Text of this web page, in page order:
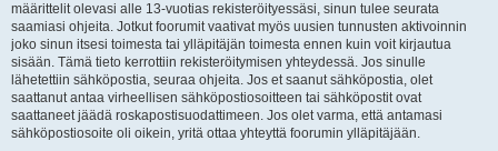
määrittelit olevasi alle 13-vuotias rekisteröityessäsi, sinun tulee seurata
saamiasi ohjeita. Jotkut foorumit vaativat myös uusien tunnusten aktivoinnin
joko sinun itsesi toimesta tai ylläpitäjän toimesta ennen kuin voit kirjautua
sisään. Tämä tieto kerrottiin rekisteröitymisen yhteydessä. Jos sinulle
lähetettiin sähköpostia, seuraa ohjeita. Jos et saanut sähköpostia, olet
saattanut antaa virheellisen sähköpostiosoitteen tai sähköpostit ovat
saattaneet jäädä roskapostisuodattimeen. Jos olet varma, että antamasi
sähköpostiosoite oli oikein, yritä ottaa yhteyttä foorumin ylläpitäjään.